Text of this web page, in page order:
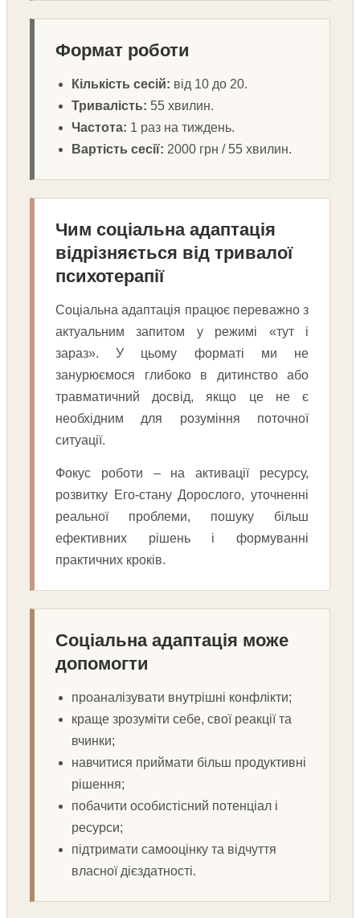
Формат роботи
Кількість сесій: від 10 до 20.
Тривалість: 55 хвилин.
Частота: 1 раз на тиждень.
Вартість сесії: 2000 грн / 55 хвилин.
Чим соціальна адаптація
відрізняється від тривалої
психотерапії
Соціальна адаптація працює переважно з
актуальним запитом у режимі «тут і
зараз». У цьому форматі ми не
занурюємося глибоко в дитинство або
травматичний досвід, якщо це не є
необхідним для розуміння поточної
ситуації.
Фокус роботи – на активації ресурсу,
розвитку Его-стану Дорослого, уточненні
реальної проблеми, пошуку більш
ефективних рішень і формуванні
практичних кроків.
Соціальна адаптація може
допомогти
проаналізувати внутрішні конфлікти;
краще зрозуміти себе, свої реакції та
вчинки;
навчитися приймати більш продуктивні
рішення;
побачити особистісний потенціал і
ресурси;
підтримати самооцінку та відчуття
власної дієздатності.